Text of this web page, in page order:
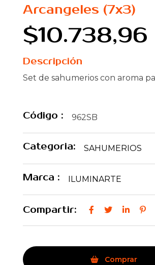
Arcangeles (7x3)
$10.738,96
Descripción
Set de sahumerios con aroma
Código : 962SB
Categoria: SAHUMERIOS
Marca : ILUMINARTE
Compartir:
Comprar